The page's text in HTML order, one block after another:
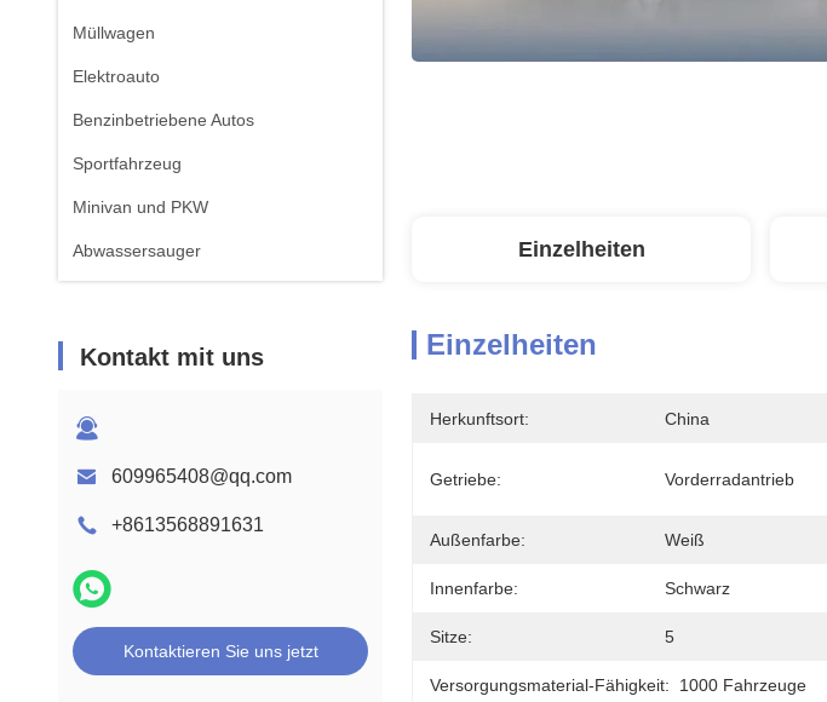
Müllwagen
Elektroauto
Benzinbetriebene Autos
Sportfahrzeug
Minivan und PKW
Abwassersauger
Kontakt mit uns
609965408@qq.com
+8613568891631
Kontaktieren Sie uns jetzt
Einzelheiten
Einzelheiten
Herkunftsort: China
Getriebe: Vorderradantrieb
Außenfarbe: Weiß
Innenfarbe: Schwarz
Sitze: 5
Versorgungsmaterial-Fähigkeit: 1000 Fahrzeuge